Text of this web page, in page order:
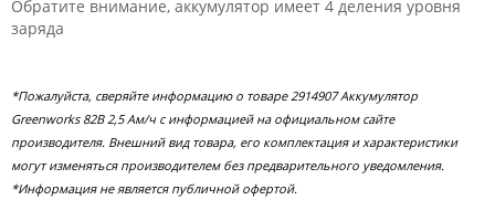
Обратите внимание, аккумулятор имеет 4 деления уровня
заряда
*Пожалуйста, сверяйте информацию о товаре 2914907 Аккумулятор
Greenworks 82B 2,5 Ам/ч с информацией на официальном сайте
производителя. Внешний вид товара, его комплектация и характеристики
могут изменяться производителем без предварительного уведомления.
*Информация не является публичной офертой.